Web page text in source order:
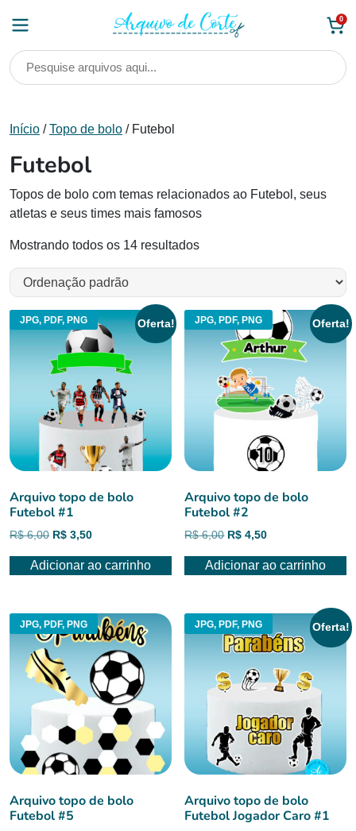
0
Início /Topo de bolo / Futebol
Futebol
Topos de bolo com temas relacionados ao Futebol, seus
atletas e seus times mais famosos
Mostrando todos os 14 resultados
JPG, PDF, PNG Oferta!
Arquivo topo de bolo
Futebol #1
R$6,00 O
original
R$ 3,50O
atual
Adicionar ao carrinho
JPG, PDF, PNG Oferta!
Arquivo topo de bolo
Futebol #2
R$6,00 O
original
R$ 4,50O
atual
Adicionar ao carrinho
JPG, PDF, PNG
Arquivo topo de bolo
Futebol #5
JPG, PDF, PNG Oferta!
Arquivo topo de bolo
Futebol Jogador Caro #1